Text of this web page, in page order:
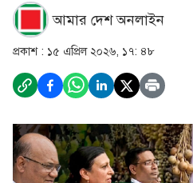
আমার দেশ অনলাইন
প্রকাশ : ১৫ এপ্রিল ২০২৬, ১৭: ৪৮